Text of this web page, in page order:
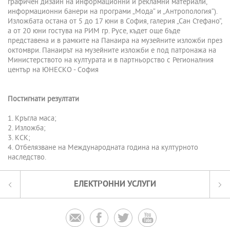
графичен дизайн на информационни и рекламни материали,
информационни банери на програми „Мода“ и „Антропология“).
Изложбата остана от 5 до 17 юни в София, галерия „Сан Стефано“,
а от 20 юни гостува на РИМ гр. Русе, къдет още бъде
представена и в рамките на Панаира на музейните изложби през
октомври. Панаирът на музейните изложби е под патронажа на
Министерството на културата и в партньорство с Регионалния
център на ЮНЕСКО - София
Постигнати резултати
1. Кръгла маса;
2. Изложба;
3. КСК;
4. Отбелязване на Международната година на културното
наследство.
ЕЛЕКТРОННИ УСЛУГИ
   